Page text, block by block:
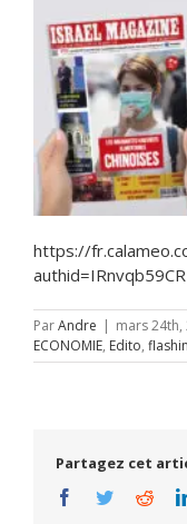
https://
ParAndre | mars 24th,
ECONOMIE, Edito,
Partagez cet
Facebook
Twitter